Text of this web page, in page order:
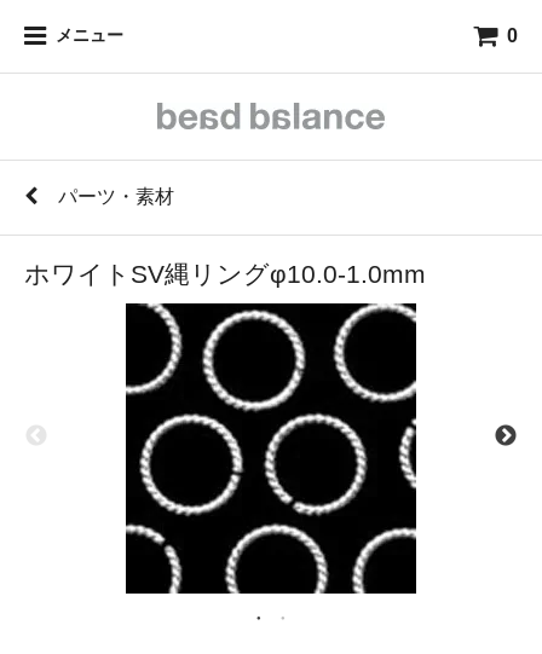
メニュー 0
パーツ・素材
ホワイトSV縄リングφ10.0-1.0mm